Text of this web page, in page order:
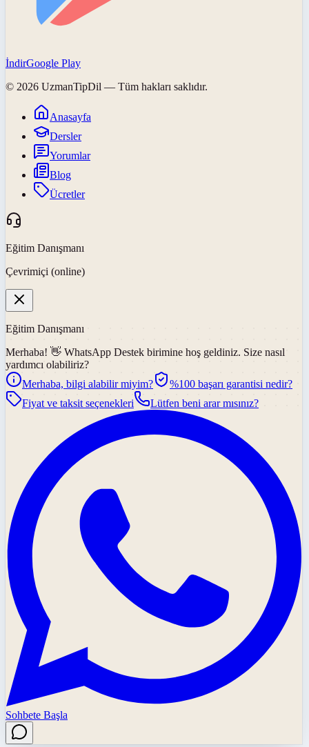
İndirGoogle Play
© 2026 UzmanTipDil — Tüm hakları saklıdır.
Anasayfa
Dersler
Yorumlar
Blog
Ücretler
Eğitim Danışmanı
Çevrimiçi (online)
Eğitim Danışmanı
Merhaba! 👋 WhatsApp Destek birimine hoş geldiniz. Size nasıl
yardımcı olabiliriz?
Merhaba, bilgi alabilir miyim?
%100 başarı garantisi nedir?
Fiyat ve taksit seçenekleri
Lütfen beni arar mısınız?
Sohbete Başla